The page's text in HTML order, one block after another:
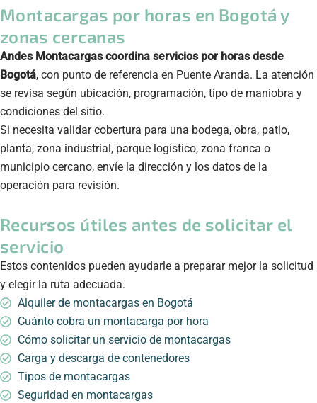
Montacargas por horas en Bogotá y
zonas cercanas
Andes Montacargas coordina servicios por horas desde
Bogotá, con punto de referencia en Puente Aranda. La atención
se revisa según ubicación, programación, tipo de maniobra y
condiciones del sitio.
Si necesita validar cobertura para una bodega, obra, patio,
planta, zona industrial, parque logístico, zona franca o
municipio cercano, envíe la dirección y los datos de la
operación para revisión.
Recursos útiles antes de solicitar el
servicio
Estos contenidos pueden ayudarle a preparar mejor la solicitud
y elegir la ruta adecuada.
Alquiler de montacargas en Bogotá
Cuánto cobra un montacarga por hora
Cómo solicitar un servicio de montacargas
Carga y descarga de contenedores
Tipos de montacargas
Seguridad en montacargas